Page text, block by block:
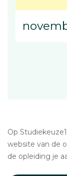
Op
website van de
de opleiding je